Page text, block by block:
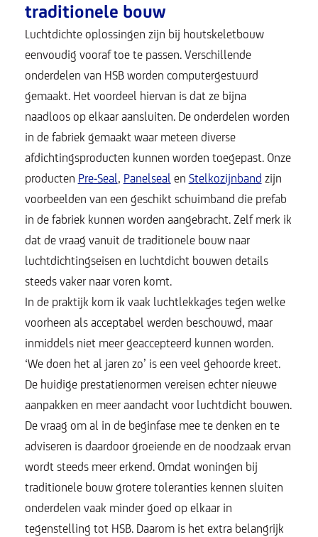
traditionele bouw
Luchtdichte oplossingen zijn bij houtskeletbouw
eenvoudig vooraf toe te passen. Verschillende
onderdelen van HSB worden computergestuurd
gemaakt. Het voordeel hiervan is dat ze bijna
naadloos op elkaar aansluiten. De onderdelen worden
in de fabriek gemaakt waar meteen diverse
afdichtingsproducten kunnen worden toegepast. Onze
producten Pre-Seal, Panelseal en Stelkozijnband zijn
voorbeelden van een geschikt schuimband die prefab
in de fabriek kunnen worden aangebracht. Zelf merk ik
dat de vraag vanuit de traditionele bouw naar
luchtdichtingseisen en luchtdicht bouwen details
steeds vaker naar voren komt.
In de praktijk kom ik vaak luchtlekkages tegen welke
voorheen als acceptabel werden beschouwd, maar
inmiddels niet meer geaccepteerd kunnen worden.
‘We doen het al jaren zo’ is een veel gehoorde kreet.
De huidige prestatienormen vereisen echter nieuwe
aanpakken en meer aandacht voor luchtdicht bouwen.
De vraag om al in de beginfase mee te denken en te
adviseren is daardoor groeiende en de noodzaak ervan
wordt steeds meer erkend. Omdat woningen bij
traditionele bouw grotere toleranties kennen sluiten
onderdelen vaak minder goed op elkaar in
tegenstelling tot HSB. Daarom is het extra belangrijk